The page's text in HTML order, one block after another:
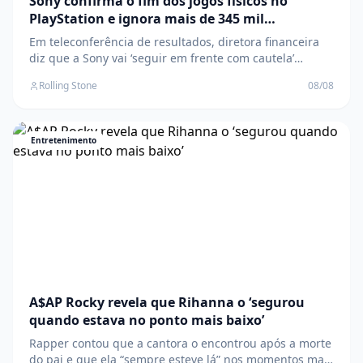
PlayStation e ignora mais de 345 mil
assinaturas em petição contrária
Em teleconferência de resultados, diretora financeira
diz que a Sony vai ‘seguir em frente com cautela’
de uma semana à plataforma O post Sony confirma o
345 mil assinaturas em petição contrári
Rolling Stone 08/08
Entretenimento
A$AP Rocky revela que Rihanna o ‘segurou
quando estava no ponto mais baixo’
Rapper contou que a cantora o encontrou após a morte
do pai e que ela “sempre esteve lá” nos momentos mais